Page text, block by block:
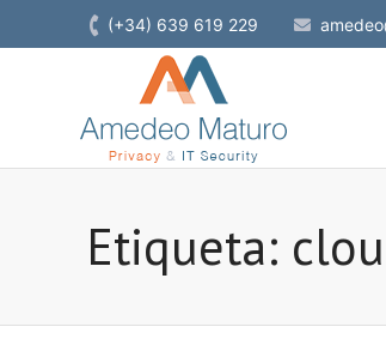
(+34) 639 619 229
Etiqueta: